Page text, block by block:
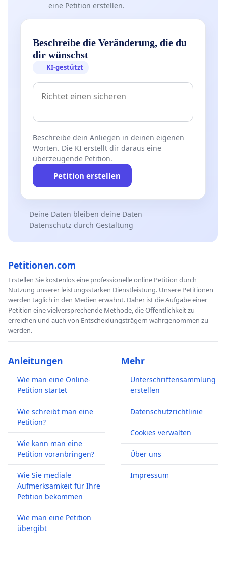
eine Petition erstellen.
Beschreibe die Veränderung, die du
dir wünschst
KI-gestützt
Beschreibe dein Anliegen in deinen eigenen
Worten. Die KI erstellt dir daraus eine
überzeugende Petition.
Petition erstellen
Deine Daten bleiben deine Daten
Datenschutz durch Gestaltung
Petitionen.com
Erstellen Sie kostenlos eine professionelle online Petition durch
Nutzung unserer leistungsstarken Dienstleistung. Unsere Petitionen
werden täglich in den Medien erwähnt. Daher ist die Aufgabe einer
Petition eine vielversprechende Methode, die Öffentlichkeit zu
erreichen und auch von Entscheidungsträgern wahrgenommen zu
werden.
Anleitungen
Wie man eine Online-
Petition startet
Wie schreibt man eine
Petition?
Wie kann man eine
Petition voranbringen?
Wie Sie mediale
Aufmerksamkeit für Ihre
Petition bekommen
Wie man eine Petition
übergibt
Mehr
Unterschriftensammlung
erstellen
Datenschutzrichtlinie
Cookies verwalten
Über uns
Impressum